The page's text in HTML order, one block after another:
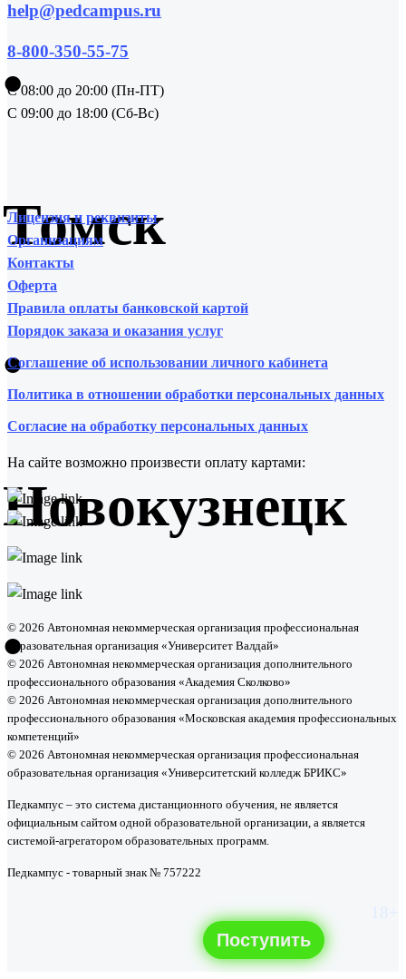
•
Томск
•
Новокузнецк
•
Поступить
help@pedcampus.ru
8-800-350-55-75
С 08:00 до 20:00 (Пн-ПТ)
С 09:00 до 18:00 (Сб-Вс)
Лицензия и реквизиты
Организациям
Контакты
Оферта
Правила оплаты банковской картой
Порядок заказа и оказания услуг
Соглашение об использовании личного кабинета
Политика в отношении обработки персональных данных
Согласие на обработку персональных данных
На сайте возможно произвести оплату картами:
© 2026 Автономная некоммерческая организация профессиональная
образовательная организация «Университет Валдай»
© 2026 Автономная некоммерческая организация дополнительного
профессионального образования «Академия Сколково»
© 2026 Автономная некоммерческая организация дополнительного
профессионального образования «Московская академия профессиональных
компетенций»
© 2026 Автономная некоммерческая организация профессиональная
образовательная организация «Университетский колледж БРИКС»
Педкампус – это система дистанционного обучения, не является
официальным сайтом одной образовательной организации, а является
системой-агрегатором образовательных программ.
Педкампус - товарный знак № 757222